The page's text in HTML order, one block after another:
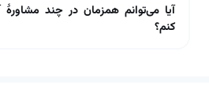
آیا می‌توانم همزمان در چند مشاورۀ
کنم؟